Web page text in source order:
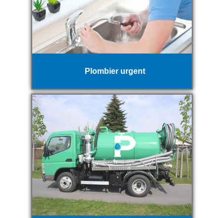
Plombier urgent